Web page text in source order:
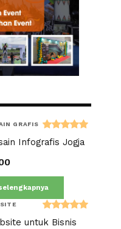
GRAFIS
Dinilai
dari 5
Infografis Jogja
Dinilai
untuk Bisnis